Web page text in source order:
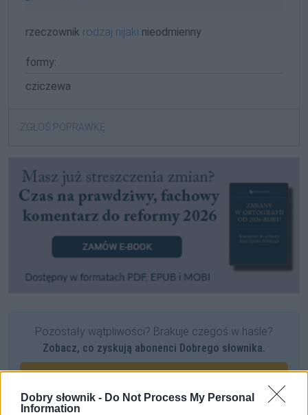
Dobry słownik - Do Not Process My Personal
Information
rzeczownik rodzaj nijaki nieodmienny
formy:
cziczewa
ZGŁOŚ POPRAWKĘ
Pozostały wątpliwości? Brakuje czegoś w haśle?
Zobacz, co zyskują abonenci Dobrego słownika.